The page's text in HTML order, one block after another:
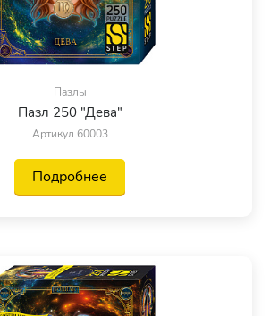
Пазлы
Пазл 250 "Дева"
Артикул 60003
Подробнее